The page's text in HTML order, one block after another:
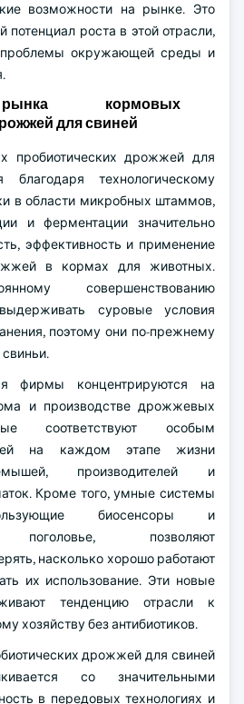
возможности на рынке. Это
потенциал роста в этой отрасли,
проблемы окружающей среды и
кормовых
для свиней
пробиотических дрожжей для
благодаря технологическому
в области микробных штаммов,
и ферментации значительно
эффективность и применение
в кормах для животных.
совершенствованию
суровые условия
поэтому они по-прежнему
фирмы концентрируются на
и производстве дрожжевых
соответствуют особым
на каждом этапе жизни
производителей и
Кроме того, умные системы
биосенсоры и
поголовье, позволяют
насколько хорошо работают
их использование. Эти новые
тенденцию отрасли к
хозяйству без антибиотиков.
дрожжей для свиней
со значительными
в передовых технологиях и